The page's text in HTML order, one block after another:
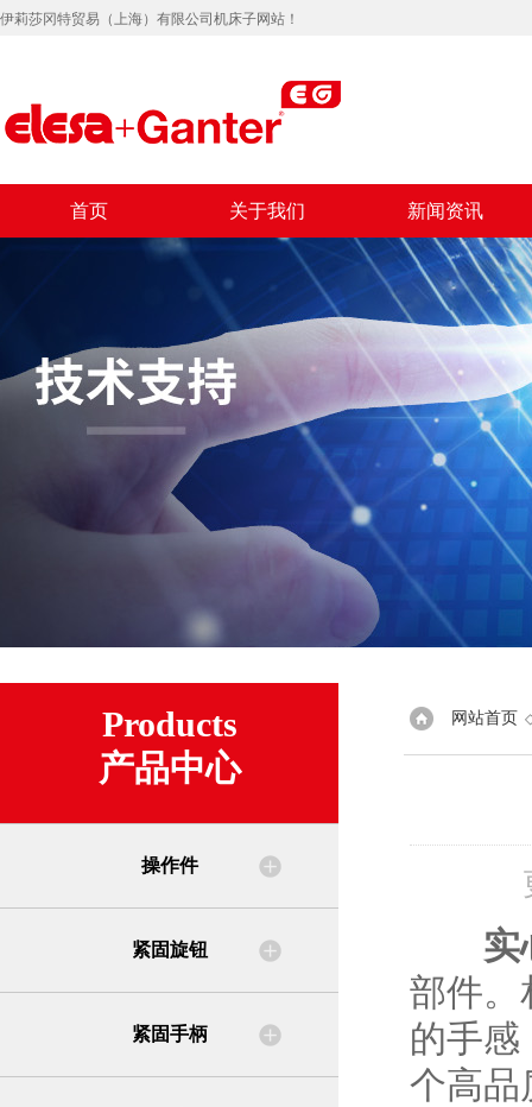
伊莉莎冈特贸易（上海）有限公司机床子网站！
首页 关于我们 新闻资讯
Products
产品中心
操作件
紧固旋钮
紧固手柄
网站首页
实
部件。
的手
个高品